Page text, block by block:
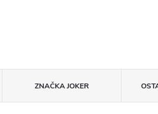
ZNAČKAJOKER